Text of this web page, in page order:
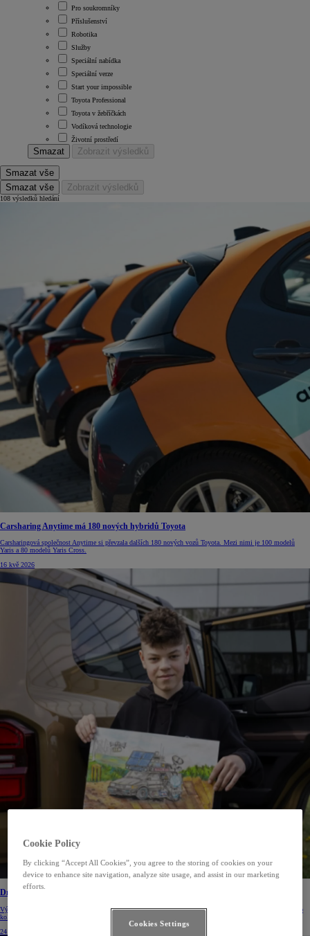
Pro soukromníky
Příslušenství
Robotika
Služby
Speciální nabídka
Speciální verze
Start your impossible
Toyota Professional
Toyota v žebříčkách
Vodíková technologie
Životní prostředí
Smazat Zobrazit výsledků
Smazat vše
Smazat vše
Zobrazit výsledků
108 výsledků hledání
Carsharing Anytime má 180 nových hybridů Toyota
Carsharingová společnost Anytime si převzala dalších 180 nových vozů Toyota. Mezi nimi je 100 modelů
Yaris a 80 modelů Yaris Cross.
16 kvě 2026
Dream Car 2026
Výtvarná soutěž Dream Car Art Contest, kterou letos pořádala Toyota už po devatenácté, má vítěze národního
kola.
24 dub 2026
Cookie Policy
By clicking “Accept All Cookies”, you agree to the storing of cookies on your
device to enhance site navigation, analyze site usage, and assist in our marketing
efforts.
Cookies Settings